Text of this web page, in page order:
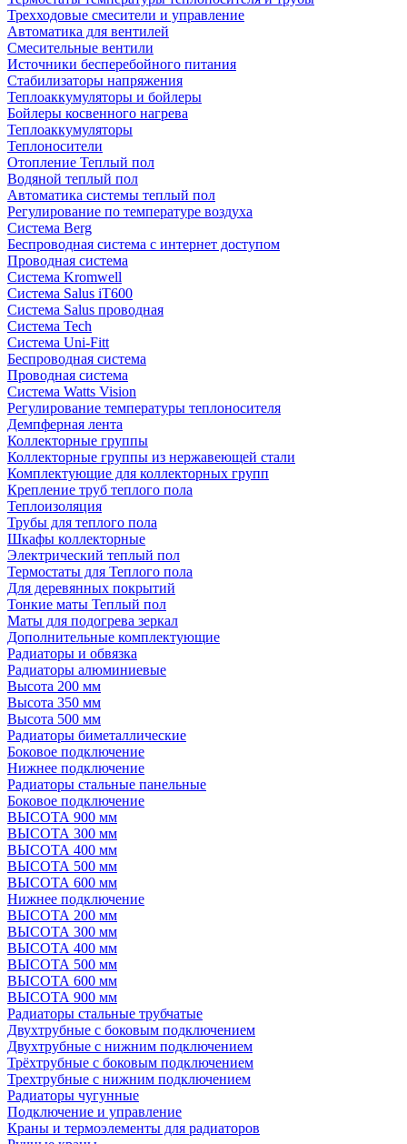
Трехходовые смесители и управление
Автоматика для вентилей
Смесительные вентили
Источники бесперебойного питания
Стабилизаторы напряжения
Теплоаккумуляторы и бойлеры
Бойлеры косвенного нагрева
Теплоаккумуляторы
Теплоносители
Отопление Теплый пол
Водяной теплый пол
Автоматика системы теплый пол
Регулирование по температуре воздуха
Система Berg
Беспроводная система с интернет доступом
Проводная система
Система Kromwell
Система Salus iT600
Система Salus проводная
Система Tech
Система Uni-Fitt
Беспроводная система
Проводная система
Система Watts Vision
Регулирование температуры теплоносителя
Демпферная лента
Коллекторные группы
Коллекторные группы из нержавеющей стали
Комплектующие для коллекторных групп
Крепление труб теплого пола
Теплоизоляция
Трубы для теплого пола
Шкафы коллекторные
Электрический теплый пол
Термостаты для Теплого пола
Для деревянных покрытий
Тонкие маты Теплый пол
Маты для подогрева зеркал
Дополнительные комплектующие
Радиаторы и обвязка
Радиаторы алюминиевые
Высота 200 мм
Высота 350 мм
Высота 500 мм
Радиаторы биметаллические
Боковое подключение
Нижнее подключение
Радиаторы стальные панельные
Боковое подключение
ВЫСОТА 900 мм
ВЫСОТА 300 мм
ВЫСОТА 400 мм
ВЫСОТА 500 мм
ВЫСОТА 600 мм
Нижнее подключение
ВЫСОТА 200 мм
ВЫСОТА 300 мм
ВЫСОТА 400 мм
ВЫСОТА 500 мм
ВЫСОТА 600 мм
ВЫСОТА 900 мм
Радиаторы стальные трубчатые
Двухтрубные с боковым подключением
Двухтрубные с нижним подключением
Трёхтрубные с боковым подключением
Трехтрубные с нижним подключением
Радиаторы чугунные
Подключение и управление
Краны и термоэлементы для радиаторов